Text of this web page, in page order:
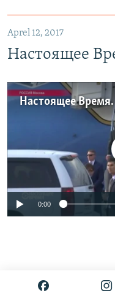
Aprel 12, 2017
Настоящее
Настоящее Время.
No media
0:00